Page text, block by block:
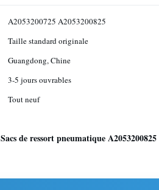
A2053200725 A2053200825
Taille standard originale
Guangdong, Chine
3-5 jours ouvrables
Tout neuf
Sacs de ressort pneumatique A2053200825